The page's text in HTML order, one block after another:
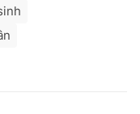
Quốc Thắng,